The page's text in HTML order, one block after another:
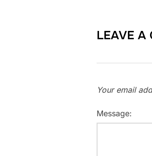
LEAVE A
Your email
Message: